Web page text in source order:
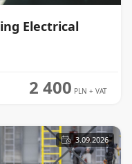
Electrical
2 400 PLN + VAT
3.09.2026